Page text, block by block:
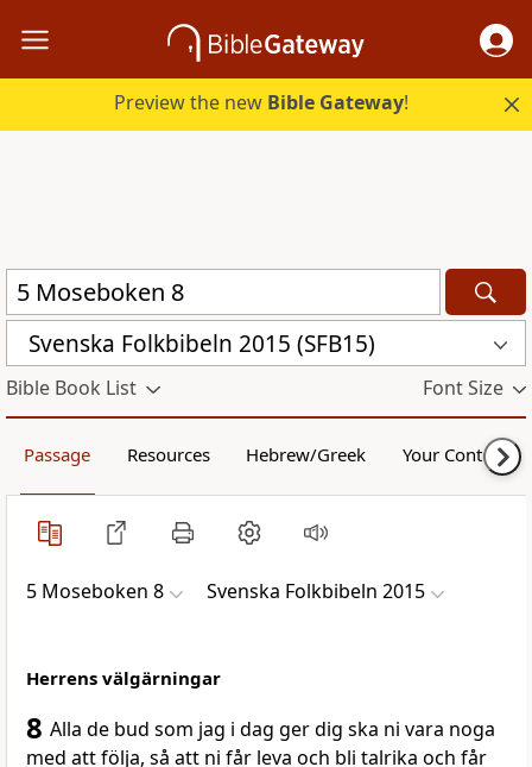
Preview the new Bible Gateway!
Svenska Folkbibeln 2015 (SFB15)
Bible Book List Font Size
Passage Resources Hebrew/Greek Your Content
5 Moseboken 8 Svenska Folkbibeln 2015
Herrens välgärningar
8 Alla de bud som jag i dag ger dig ska ni vara noga
med att följa, så att ni får leva och bli talrika och får